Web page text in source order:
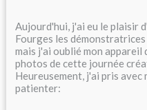
Aujourd'hui, j'ai eu le plaisir
Fourges les
mais j'ai oublié mon appareil
photos de cette journée
Heureusement, j'ai pris
patienter: